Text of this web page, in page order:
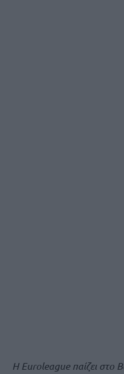
Η Euroleague παίζει στο